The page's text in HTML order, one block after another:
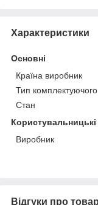
Характеристики
Основні
Країна виробник
Тип комплектуючого
Стан
Виробник
Відгуки про товар